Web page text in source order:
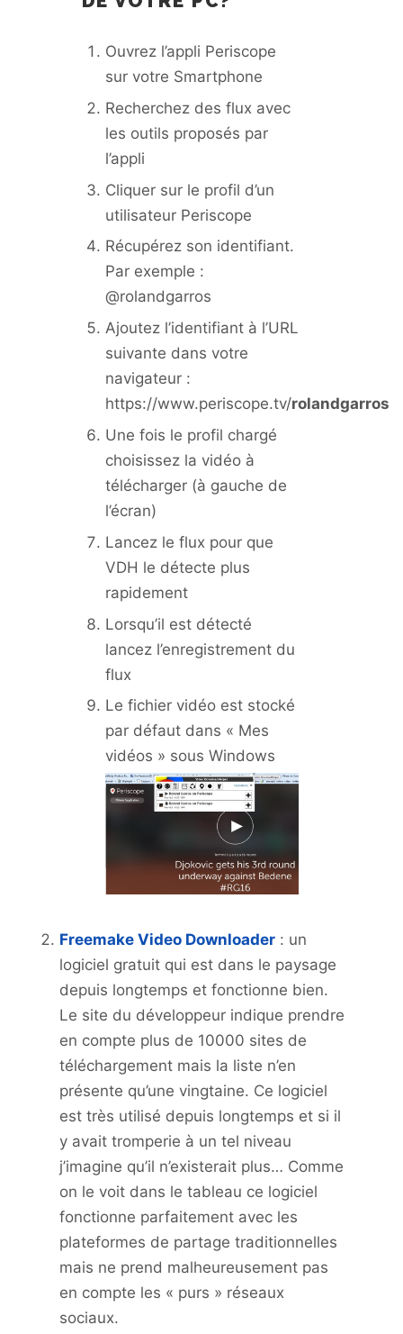
Ouvrez l’appli Periscope
sur votre Smartphone
Recherchez des flux avec
les outils proposés par
l’appli
Cliquer sur le profil d’un
utilisateur Periscope
Récupérez son identifiant.
Par exemple :
@rolandgarros
Ajoutez l’identifiant à l’URL
suivante dans votre
navigateur :
https://www.periscope.tv/rolandgarros
Une fois le profil chargé
choisissez la vidéo à
télécharger (à gauche de
l’écran)
Lancez le flux pour que
VDH le détecte plus
rapidement
Lorsqu’il est détecté
lancez l’enregistrement du
flux
Le fichier vidéo est stocké
par défaut dans « Mes
vidéos » sous Windows
Freemake Video Downloader: un
logiciel gratuit qui est dans le paysage
depuis longtemps et fonctionne bien.
Le site du développeur indique prendre
en compte plus de 10000 sites de
téléchargement mais la liste n’en
présente qu’une vingtaine. Ce logiciel
est très utilisé depuis longtemps et si il
y avait tromperie à un tel niveau
j’imagine qu’il n’existerait plus… Comme
on le voit dans le tableau ce logiciel
fonctionne parfaitement avec les
plateformes de partage traditionnelles
mais ne prend malheureusement pas
en compte les « purs » réseaux
sociaux.